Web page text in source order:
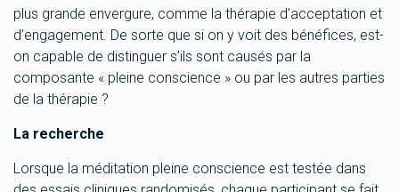
plus grande envergure, comme la thérapie d’acceptation et
d’engagement. De sorte que si on y voit des bénéfices, est-
on capable de distinguer s’ils sont causés par la
composante « pleine conscience » ou par les autres parties
de la thérapie ?
La recherche
Lorsque la méditation pleine conscience est testée dans